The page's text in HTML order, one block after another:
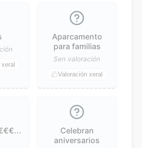
Aparcamento
para familias
Sen valoración
Valoración xeral
Celebran
aniversarios